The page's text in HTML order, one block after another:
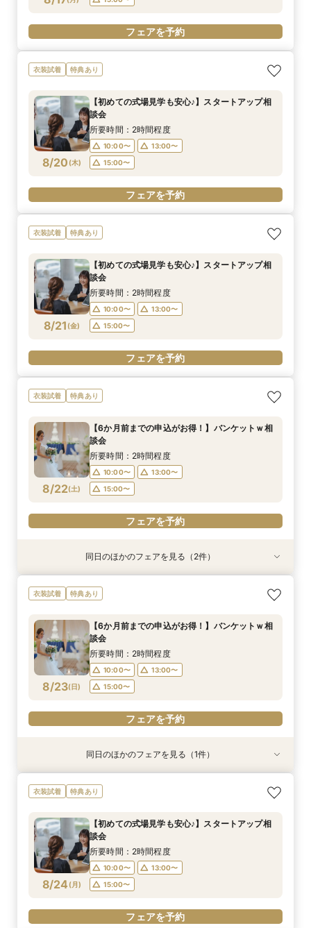
フェアを予約
衣装試着 特典あり
8/20 (木)
【初めての式場見学も安心♪】スタートアップ相
談会
所要時間：2時間程度
10:00〜
13:00〜
15:00〜
フェアを予約
衣装試着 特典あり
8/21 (金)
【初めての式場見学も安心♪】スタートアップ相
談会
所要時間：2時間程度
10:00〜
13:00〜
15:00〜
フェアを予約
衣装試着 特典あり
8/22(土)
【6か月前までの申込がお得！】バンケットｗ相
談会
所要時間：2時間程度
10:00〜
13:00〜
15:00〜
フェアを予約
特典あり
8/22(土)
【初めての式場見学も安心♪】スタートアップ相
談会
10:00〜
15:00〜
フェアを予約
特典あり
8/22(土)
新作衣裳続々入荷！衣装試着＆相談会
10:00〜
13:00〜
15:00〜
フェアを予約
同日のほかのフェアを見る（2件）
衣装試着 特典あり
8/23(日)
【6か月前までの申込がお得！】バンケットｗ相
談会
所要時間：2時間程度
10:00〜
13:00〜
15:00〜
フェアを予約
特典あり
8/23 日 )
新作衣裳続々入荷！衣装試着＆相談会
10:00〜
13:00〜
15:00〜
フェアを予約
同日のほかのフェアを見る（1件）
衣装試着 特典あり
8/24 (月)
【初めての式場見学も安心♪】スタートアップ相
談会
所要時間：2時間程度
10:00〜
13:00〜
15:00〜
フェアを予約